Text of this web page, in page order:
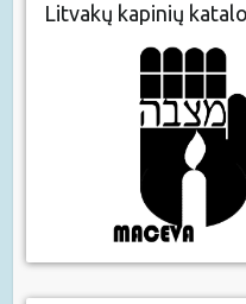
Litvakų kapinių